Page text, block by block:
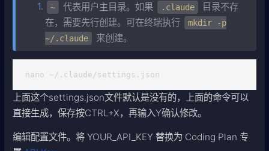
~ 代表用户主目录。如果 .claude
目录不存
在，需要先行创建。可在终端执行
mkdir -p
~/.claude
来创建。
nano ~/.claude/settings.json
上面这个settings.json文件默认是没有的，上面的命令可以
直接生成，保存按CTRL+X，再输入Y确认修改。
编辑配置文件。将 YOUR_API_KEY 替换为 Coding Plan 专